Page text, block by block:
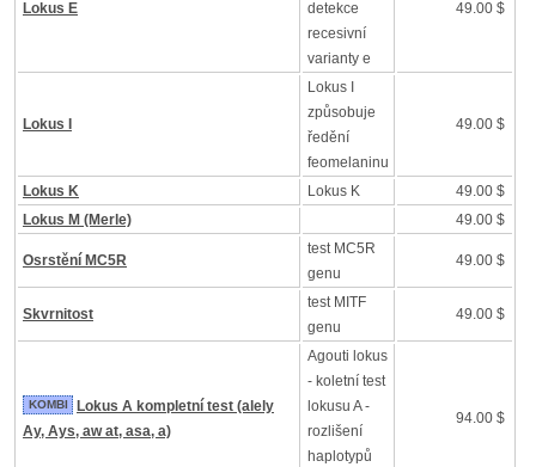
Lokus E
detekce
recesivní
varianty e
49.00 $
Lokus I
Lokus I
způsobuje
ředění
feomelaninu
49.00 $
Lokus K Lokus K
49.00 $
Lokus M (Merle)
49.00 $
Osrstění MC5R
test MC5R
genu
49.00 $
Skvrnitost
test MITF
genu
49.00 $
KOMBI
Lokus A kompletní test (alely
Ay, Ays, aw at, asa, a)
Agouti lokus
- koletní test
lokusu A -
rozlišení
haplotypů
94.00 $